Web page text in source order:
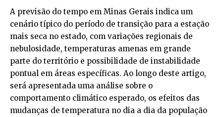
A previsão do tempo em Minas Gerais indica um
cenário típico do período de transição para a estação
mais seca no estado, com variações regionais de
nebulosidade, temperaturas amenas em grande
parte do território e possibilidade de instabilidade
pontual em áreas específicas. Ao longo deste artigo,
será apresentada uma análise sobre o
comportamento climático esperado, os efeitos das
mudanças de temperatura no dia a dia da população